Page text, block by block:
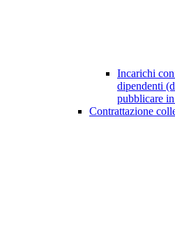
Incarichi
dipendenti
pubblicare
Contrattazione